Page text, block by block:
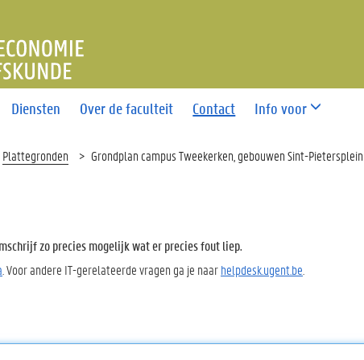
Diensten Over de faculteit Contact Info voor
ECONOMIE EN
Plattegronden Grondplan campus Tweekerken, gebouwen Sint-
zo precies mogelijk wat er precies fout liep.
. Voor andere IT-gerelateerde vragen ga je naarhelpdesk.ugent.be